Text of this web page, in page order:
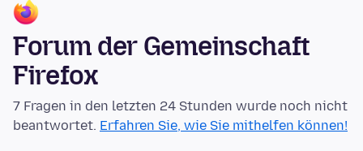
Forum der Gemeinschaft
Firefox
7 Fragen in den letzten 24 Stunden wurde noch nicht
beantwortet. Erfahren Sie, wie Sie mithelfen können!